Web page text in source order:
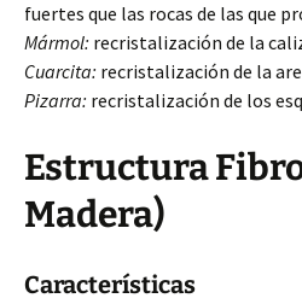
fuertes que las rocas de las que
Mármol: recristalización de la
Cuarcita: recristalización de la
Pizarra: recristalización de los
Estructura
Madera)
Características